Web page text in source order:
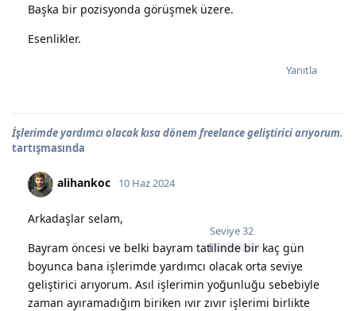
Başka bir pozisyonda görüşmek üzere.
Esenlikler.
Yanıtla
İşlerimde yardımcı olacak kısa dönem freelance geliştirici arıyorum.
tartışmasında
alihankoc
Seviye32
10 Haz 2024
Arkadaşlar selam,
Bayram öncesi ve belki bayram tatilinde bir kaç gün
boyunca bana işlerimde yardımcı olacak orta seviye
geliştirici arıyorum. Asıl işlerimin yoğunluğu sebebiyle
zaman ayıramadığım biriken ıvır zıvır işlerimi birlikte